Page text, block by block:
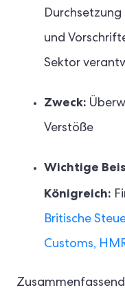
und
Sektor
Zweck:
Verstöße
Wichtige
Königreich:
Britische
Customs,